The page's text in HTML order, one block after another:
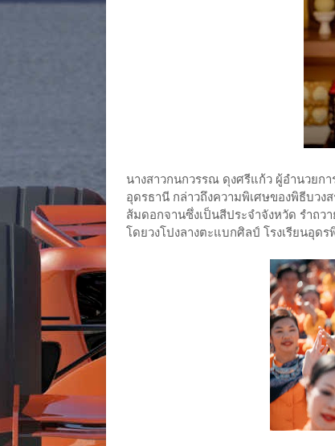
นางสาวกนกวรรณ ดุงศรีแก้ว ผู้อำนวยก
อุดรธานี กล่าวถึงความพิเศษของพิธีบวง
ส้มดอกจานซึ่งเป็นสีประจำจังหวัด รำถว
โดยวงโปงลางตะแบกศิลป์ โรงเรียนอุด